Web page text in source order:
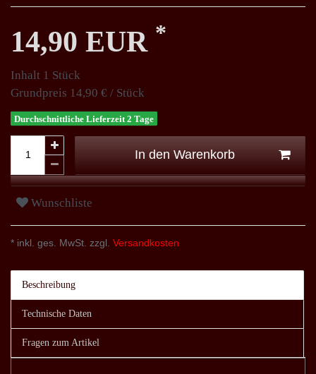
14,90 EUR *
Inhalt 1 Stück
Grundpreis 14,90 € / Stück
Durchschnittliche Lieferzeit 2 Tage
In den Warenkorb
Wunschliste
* inkl. ges. MwSt. zzgl. Versandkosten
Beschreibung
Technische Daten
Fragen zum Artikel